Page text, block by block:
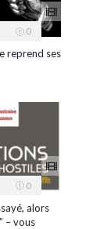
0
reprend ses
0
alors
– vous